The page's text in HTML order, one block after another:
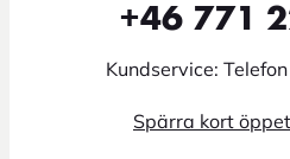
+46 771
Kundservice:
Spärra kort